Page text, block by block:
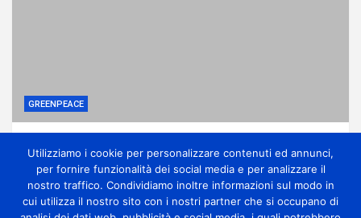
GREENPEACE
contro la crisi climatica
1 giorno ago miometeo
Utilizziamo i cookie per personalizzare contenuti ed annunci,
per fornire funzionalità dei social media e per analizzare il
nostro traffico. Condividiamo inoltre informazioni sul modo in
cui utilizza il nostro sito con i nostri partner che si occupano di